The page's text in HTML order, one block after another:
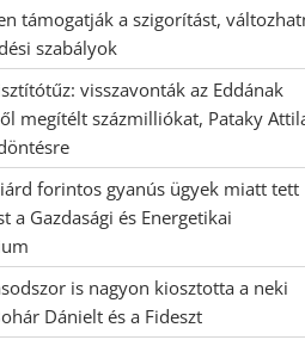
támogatják a szigorítást,
szabályok
visszavonták az Eddának
megítélt százmilliókat, Pataky
forintos gyanús ügyek miatt tett
a Gazdasági és Energetikai
is nagyon kiosztotta a neki
Dánielt és a Fideszt